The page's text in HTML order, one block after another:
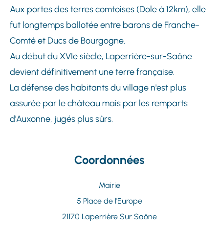
Aux portes des terres comtoises (Dole à 12km), elle
fut longtemps ballotée entre barons de Franche-
Comté et Ducs de Bourgogne.
Au début du XVIe siècle, Laperrière-sur-Saône
devient définitivement une terre française.
La défense des habitants du village n'est plus
assurée par le château mais par les remparts
d'Auxonne, jugés plus sûrs.
Coordonnées
Mairie
5 Place de l'Europe
21170 Laperrière Sur Saône